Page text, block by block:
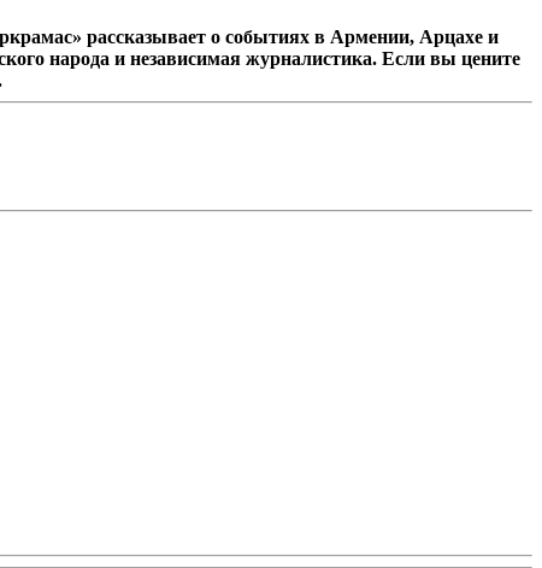
рассказывает о событиях в Армении, Арцахе и
народа и независимая журналистика. Если вы цените